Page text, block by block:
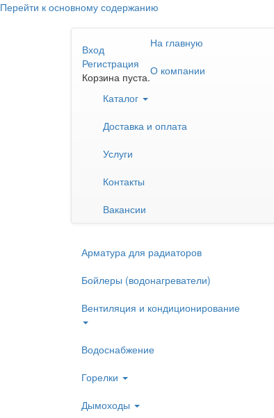
Перейти к основному содержанию
Вход
Регистрация
Корзина пуста.
На главную
О компании
Каталог
Доставка и оплата
Услуги
Контакты
Вакансии
Арматура для радиаторов
Бойлеры (водонагреватели)
Вентиляция и кондиционирование
Водоснабжение
Горелки
Дымоходы